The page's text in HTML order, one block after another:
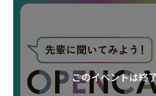
古屋平成看護医療専門学校
持
このイベントは終